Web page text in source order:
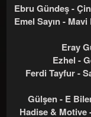
Ebru Gündeş -
Emel Sayın -
Eray
Ezhel -
Ferdi Tayfur -
Gülşen - E
Hadise & Motive